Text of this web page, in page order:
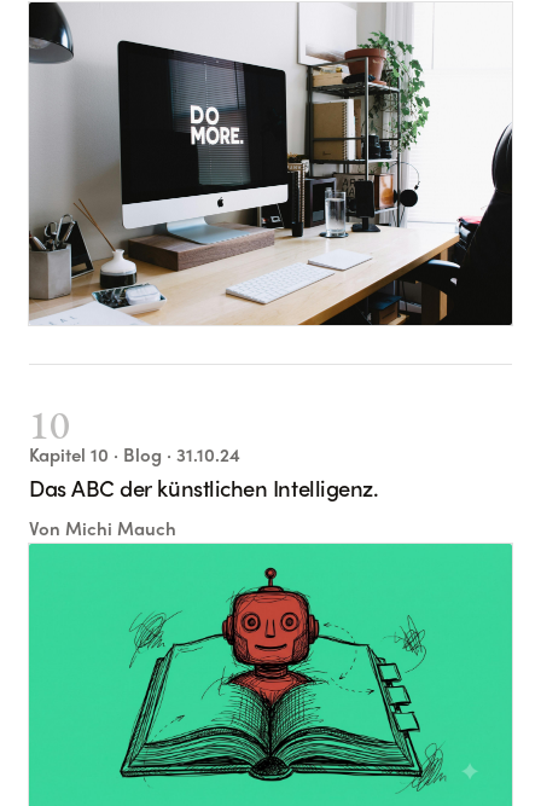
10
Kapitel 10 · Blog · 31.10.24
Das ABC der künstlichen Intelligenz.
Von Michi Mauch